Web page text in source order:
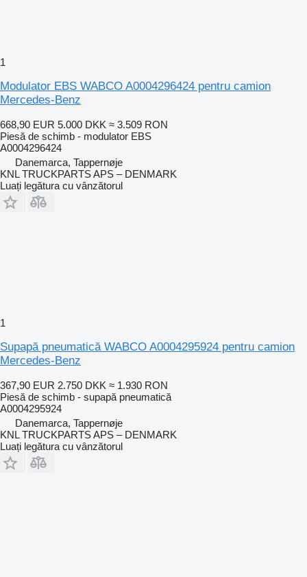
1
Modulator EBS WABCO A0004296424 pentru camion
Mercedes-Benz
668,90 EUR 5.000 DKK ≈ 3.509 RON
Piesă de schimb - modulator EBS
A0004296424
Danemarca, Tappernøje
KNL TRUCKPARTS APS – DENMARK
Luați legătura cu vânzătorul
1
Supapă pneumatică WABCO A0004295924 pentru camion
Mercedes-Benz
367,90 EUR 2.750 DKK ≈ 1.930 RON
Piesă de schimb - supapă pneumatică
A0004295924
Danemarca, Tappernøje
KNL TRUCKPARTS APS – DENMARK
Luați legătura cu vânzătorul